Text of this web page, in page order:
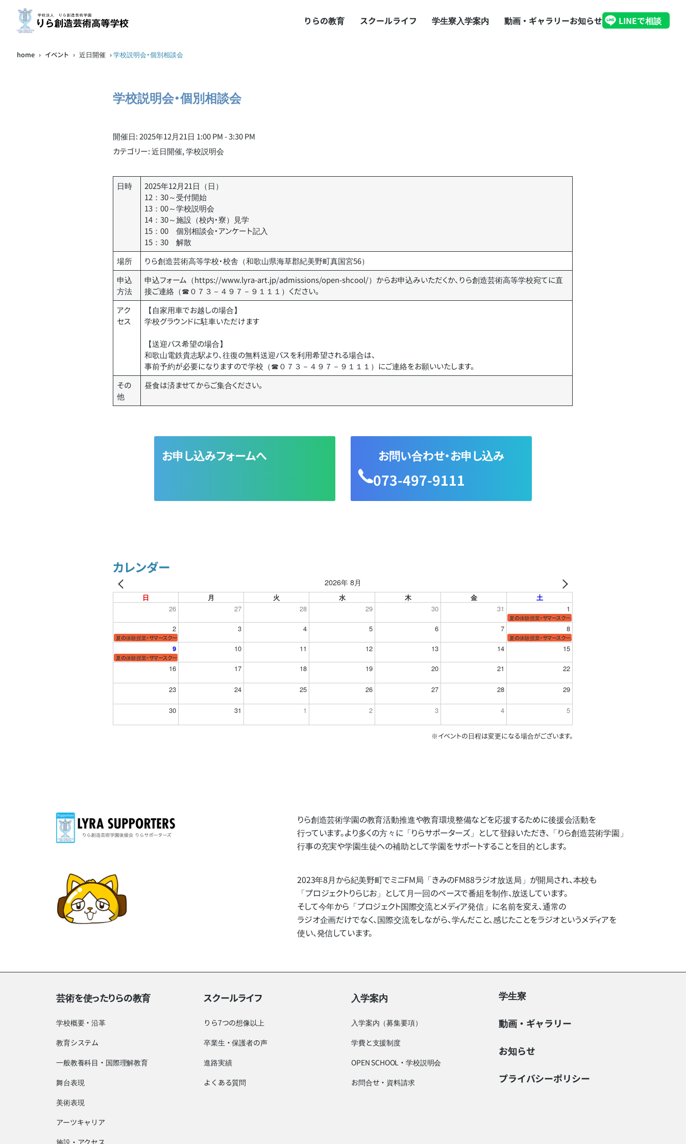
りらの教育 スクールライフ 学生寮入学案内 動画・ギャラリーお知らせ LINEで相談
home › イベント › 近日開催 ›学校説明会・個別相談会
学校説明会・個別相談会
開催日: 2025年12月21日 1:00 PM - 3:30 PM
カテゴリー:近日開催,学校説明会
日時
2025年12月21日（日）
12：30～受付開始
13：00～学校説明会
14：30～施設（校内・寮）見学
15：00 個別相談会・アンケート記入
15：30 解散
場所
りら創造芸術高等学校・校舎（和歌山県海草郡紀美野町真国宮56）
申込
方法
申込フォーム（https://www.lyra-art.jp/admissions/open-shcool/）からお申込みいただくか、りら創造芸術高等学校宛てに直
接ご連絡（☎０７３－４９７－９１１１）ください。
アク
セス
【自家用車でお越しの場合】
学校グラウンドに駐車いただけます
【送迎バス希望の場合】
和歌山電鉄貴志駅より、往復の無料送迎バスを利用希望される場合は、
事前予約が必要になりますので学校（☎０７３－４９７－９１１１）にご連絡をお願いいたします。
その
他
昼食は済ませてからご集合ください。
お申し込みフォームへ お問い合わせ・お申し込み
073-497-9111
カレンダー
2026年 8月
日 月 火 水 木 金
土
26
27 28 29 30 31 1
夏の体験授業・サマースクール
2 3 4 5 6 7 8
夏の体験授業・サマースクール 夏の体験授業・サマースクール
9 10 11 12 13 14 15
夏の体験授業・サマースクール
16 17 18 19 20 21 22
23 24 25 26 27 28 29
30 31 1 2 3 4 5
※イベントの日程は変更になる場合がございます。
りら創造芸術学園の​教育活動推進や​教育環境整備などを​応援する​ために​後援会活動を​
行っています。​より​多くの​方​々に​「りらサポーターズ」と​して​登録いただき、​「りら創造芸術学園」​
行事の​充実や​学園生徒への​補助と​して​学園を​サポートする​ことを​目的とします。
2023年8月から​紀美野町で​ミニFM局​ 「きみのFM88ラジオ放送局」 が​開局され、​本校も​
「プロジェクトりらじお」と​して​月一回の​ペースで​番組を​制作、​放送しています。
そして​今年から​「プロジェクト国際交流と​メディア発信」に​名前を​変え、​通常の​
ラジオ企画だけでなく、​国際交流を​しながら、​学んだ​こと、​感じた​ことを​ラジオと​いう​メディアを​
使い、​発信しています。
芸術を使ったりらの教育
学校概要・沿革
教育システム
一般教養科目・国際理解教育
舞台表現
美術表現
アーツキャリア
スクールライフ
りら7つの想像以上
卒業生・保護者の声
進路実績
よくある質問
入学案内
入学案内（募集要項）
学費と支援制度
OPEN SCHOOL・学校説明会
お問合せ・資料請求
学生寮
動画・ギャラリー
お知らせ
プライバシーポリシー